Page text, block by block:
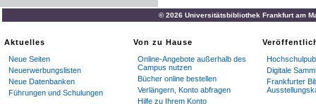
© 2026 Universitätsbibliothek Frankfurt am
Aktuelles
Neue Seiten
Neuerwerbungslisten
Neue Datenbanken
Führungen und Schulungen
Von zu Hause
Online-Angebote außerhalb des
Campus nutzen
Bücher online bestellen
Verlängern, Konto abfragen
Hilfe zu Ihrem Konto
Digitale
Frankfurter